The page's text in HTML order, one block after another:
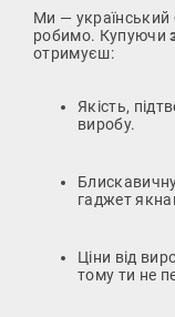
Ми — український
робимо. Купуючи
отримуєш:
Якість,
виробу.
гаджет
Ціни від
тому ти не